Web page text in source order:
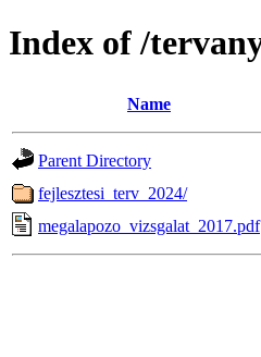
Index of /
Name
Parent Directory
fejlesztesi_terv_2024/
megalapozo_vizsgalat_2017.pdf